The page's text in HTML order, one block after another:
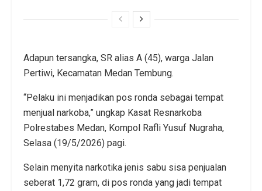
Adapun tersangka, SR alias A (45), warga Jalan
Pertiwi, Kecamatan Medan Tembung.
“Pelaku ini menjadikan pos ronda sebagai tempat
menjual narkoba,” ungkap Kasat Resnarkoba
Polrestabes Medan, Kompol Rafli Yusuf Nugraha,
Selasa (19/5/2026) pagi.
Selain menyita narkotika jenis sabu sisa penjualan
seberat 1,72 gram, di pos ronda yang jadi tempat